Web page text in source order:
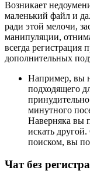
Возникает
маленький файл и
ради этой мелочи,
манипуляции,
всегда регистрация
дополнительных
Например, вы
подходящего
минутного
Наверняка вы
искать
поиском, вы
Чат без